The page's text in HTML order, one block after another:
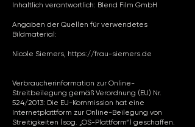
Inhaltlich verantwortlich: Blend Film GmbH
Angaben der Quellen für verwendetes
Bildmaterial:
Nicole Siemers, https://frau-siemers.de
Verbraucherinformation zur Online-
Streitbeilegung gemäß Verordnung (EU) Nr.
524/2013: Die EU-Kommission hat eine
Internetplattform zur Online-Beilegung von
Streitigkeiten (sog. „OS-Plattform“) geschaffen.